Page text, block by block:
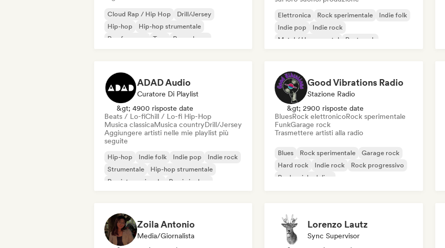
Cloud Rap / Hip Hop
Drill/Jersey
Hip-hop
Hip-hop strumentale
Rap francese
Trap
Pop urbano
Elettronica Rock sperimentale
Indie folk
Indie pop
Indie rock
Metal / Heavy metal
Post punk
ADAD Audio
Curatore Di Playlist
&gt; 4900 risposte date
Beats / Lo-fiChill / Lo-fi Hip-Hop
Musica classicaMusica countryDrill/Jersey
Aggiungere artisti nelle mie playlist più
seguite
Hip-hop Indie folk Indie pop
Indie rock
Strumentale
Hip-hop strumentale
Rap internazionale
Rap in inglese
Good Vibrations Radio
Stazione Radio
&gt; 2900 risposte date
BluesRock elettronicoRock sperimentale
FunkGarage rock
Trasmettere artisti alla radio
Blues Rock sperimentale
Garage rock
Hard rock
Indie rock
Rock progressivo
Rock psichedelico
Zoila Antonio
Media/Giornalista
Lorenzo Lautz
Sync Supervisor